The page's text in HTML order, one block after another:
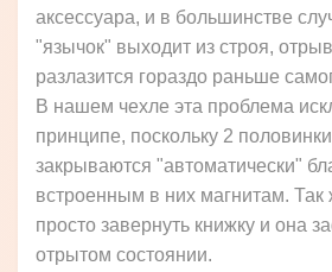
аксессуара, и в большинстве
"язычок" выходит из строя,
разлазится гораздо раньше
В нашем чехле эта проблема
принципе, поскольку 2
закрываются "автоматически"
встроенным в них магнитам. Так
просто завернуть книжку и она
отрытом состоянии.